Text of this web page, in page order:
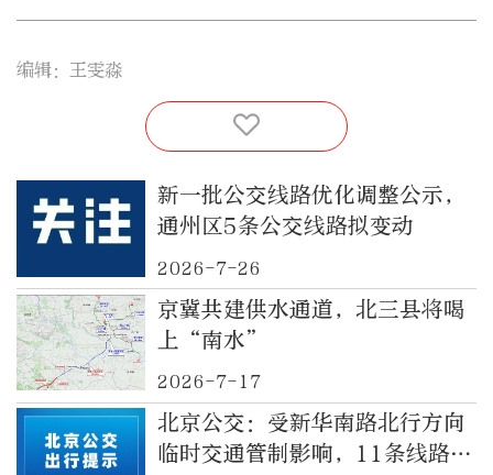
编辑：王雯淼
新一批公交线路优化调整公示，
通州区5条公交线路拟变动
2026-7-26
京冀共建供水通道，北三县将喝
上“南水”
2026-7-17
北京公交：受新华南路北行方向
临时交通管制影响，11条线路绕